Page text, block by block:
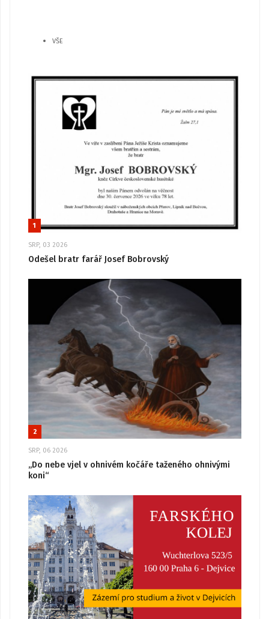
VŠE
1
SRP, 03 2026
Odešel bratr farář Josef Bobrovský
2
SRP, 06 2026
„Do nebe vjel v ohnivém kočáře taženého ohnivými
koni“